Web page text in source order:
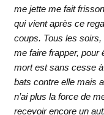
me jette me fait
qui vient après ce
coups. Tous les soirs,
me faire frapper, pour
mort est sans cesse
bats contre elle mais
n’ai plus la force de
recevoir encore un